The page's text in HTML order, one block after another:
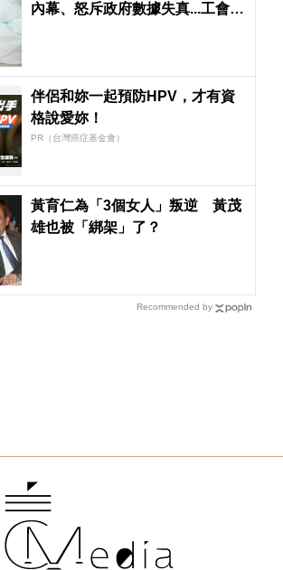
內幕、怒斥政府數據失真...工會提
伴侶和妳一起預防HPV，才有資
格說愛妳！
PR（台灣癌症基金會）
黃育仁為「3個女人」叛逆 黃茂
雄也被「綁架」了？
Recommended by